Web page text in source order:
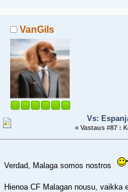
VanGils
Vs:
«Vastaus #87 :
Verdad, Malaga somos nostros
Hienoa CF Malagan nousu, vaikka